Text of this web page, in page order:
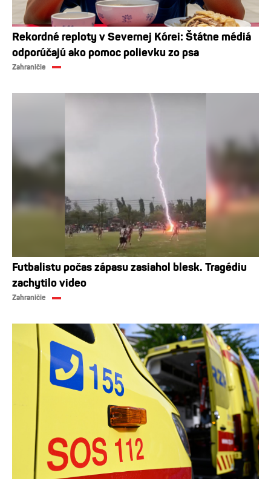
Rekordné reploty v Severnej Kórei: Štátne médiá
odporúčajú ako pomoc polievku zo psa
Zahraničie
Futbalistu počas zápasu zasiahol blesk. Tragédiu
zachytilo video
Zahraničie